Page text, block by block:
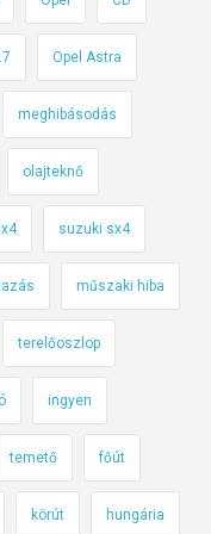
Opel Astra
meghibásodás
olajteknő
suzuki sx4
műszaki hiba
terelőoszlop
ingyen
temető főút
körút hungária